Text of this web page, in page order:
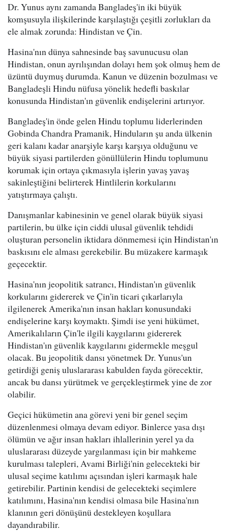
Dr. Yunus aynı zamanda Bangladeş'in iki büyük
komşusuyla ilişkilerinde karşılaştığı çeşitli zorlukları da
ele almak zorunda: Hindistan ve Çin.
Hasina'nın dünya sahnesinde baş savunucusu olan
Hindistan, onun ayrılışından dolayı hem şok olmuş hem de
üzüntü duymuş durumda. Kanun ve düzenin bozulması ve
Bangladeşli Hindu nüfusa yönelik hedefli baskılar
konusunda Hindistan'ın güvenlik endişelerini artırıyor.
Bangladeş'in önde gelen Hindu toplumu liderlerinden
Gobinda Chandra Pramanik, Hinduların şu anda ülkenin
geri kalanı kadar anarşiyle karşı karşıya olduğunu ve
büyük siyasi partilerden gönüllülerin Hindu toplumunu
korumak için ortaya çıkmasıyla işlerin yavaş yavaş
sakinleştiğini belirterek Hintlilerin korkularını
yatıştırmaya çalıştı.
Danışmanlar kabinesinin ve genel olarak büyük siyasi
partilerin, bu ülke için ciddi ulusal güvenlik tehdidi
oluşturan personelin iktidara dönmemesi için Hindistan'ın
baskısını ele alması gerekebilir. Bu müzakere karmaşık
geçecektir.
Hasina'nın jeopolitik satrancı, Hindistan'ın güvenlik
korkularını gidererek ve Çin'in ticari çıkarlarıyla
ilgilenerek Amerika'nın insan hakları konusundaki
endişelerine karşı koymaktı. Şimdi ise yeni hükümet,
Amerikalıların Çin'le ilgili kaygılarını gidererek
Hindistan'ın güvenlik kaygılarını gidermekle meşgul
olacak. Bu jeopolitik dansı yönetmek Dr. Yunus'un
getirdiği geniş uluslararası kabulden fayda görecektir,
ancak bu dansı yürütmek ve gerçekleştirmek yine de zor
olabilir.
Geçici hükümetin ana görevi yeni bir genel seçim
düzenlenmesi olmaya devam ediyor. Binlerce yasa dışı
ölümün ve ağır insan hakları ihlallerinin yerel ya da
uluslararası düzeyde yargılanması için bir mahkeme
kurulması talepleri, Avami Birliği'nin gelecekteki bir
ulusal seçime katılımı açısından işleri karmaşık hale
getirebilir. Partinin kendisi de gelecekteki seçimlere
katılımını, Hasina'nın kendisi olmasa bile Hasina'nın
klanının geri dönüşünü destekleyen koşullara
dayandırabilir.